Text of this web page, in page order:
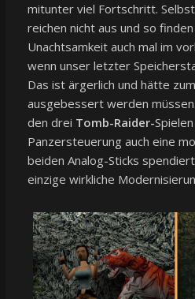
mitunter viel Fortschritt.
reichen nicht aus und so
Unachtsamkeit auch mal im
wenn unser letzter
Das ist ärgerlich und hätte
ausgebessert werden
den drei Tomb-Raider-
Panzersteuerung auch eine
beiden Analog-Sticks
einzige wirkliche